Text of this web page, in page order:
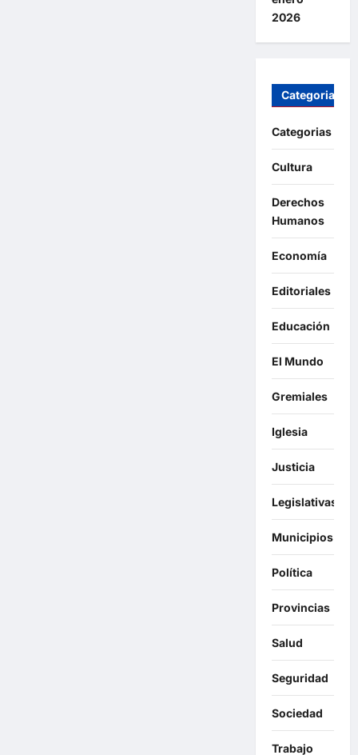
2026
Categorias
Categorias
Cultura
Derechos
Humanos
Economía
Editoriales
Educación
El Mundo
Gremiales
Iglesia
Justicia
Legislativas
Municipios
Política
Provincias
Salud
Seguridad
Sociedad
Trabajo